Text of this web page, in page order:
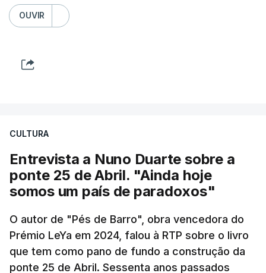
OUVIR
CULTURA
Entrevista a Nuno Duarte sobre a
ponte 25 de Abril. "Ainda hoje
somos um país de paradoxos"
O autor de "Pés de Barro", obra vencedora do
Prémio LeYa em 2024, falou à RTP sobre o livro
que tem como pano de fundo a construção da
ponte 25 de Abril. Sessenta anos passados